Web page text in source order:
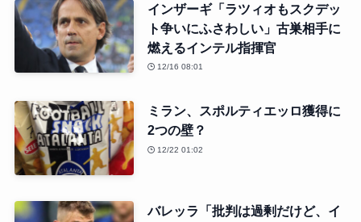
インザーギ「ラツィオもスクデッ
ト争いにふさわしい」古巣相手に
燃えるインテル指揮官
12/16 08:01
ミラン、スポルティエッロ獲得に
2つの壁？
12/22 01:02
バレッラ「批判は過剰だけど、イ